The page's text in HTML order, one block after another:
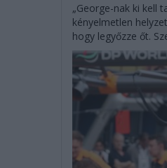
„George-nak ki kell
kényelmetlen
hogy legyőzze őt.